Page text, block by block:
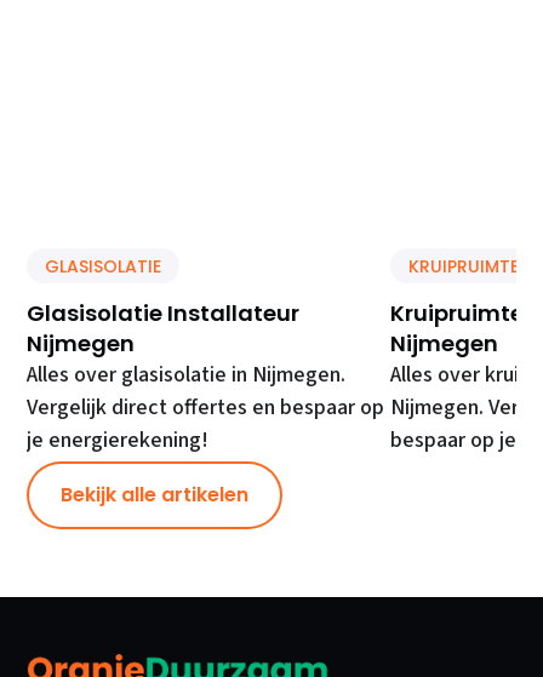
GLASISOLATIE
Glasisolatie Installateur
Nijmegen
Alles over glasisolatie in Nijmegen.
Vergelijk direct offertes en bespaar op
je energierekening!
KRUIPRUIMTE
Kruipruimte
Nijmegen
Alles over
Nijmegen.
bespaar op je
Bekijk alle artikelen